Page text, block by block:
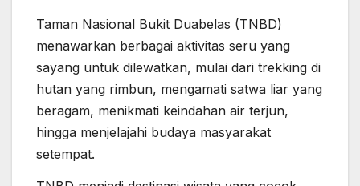
Taman Nasional Bukit Duabelas (TNBD)
menawarkan berbagai aktivitas seru yang
sayang untuk dilewatkan, mulai dari trekking di
hutan yang rimbun, mengamati satwa liar yang
beragam, menikmati keindahan air terjun,
hingga menjelajahi budaya masyarakat
setempat.